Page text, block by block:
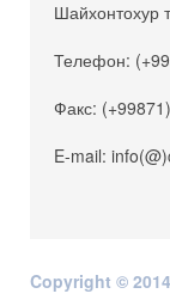
Шайхонтохур
Телефон:
Факс:
E-mail:
Copyright ©